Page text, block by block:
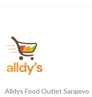
Alldys Food Outlet Sarajevo